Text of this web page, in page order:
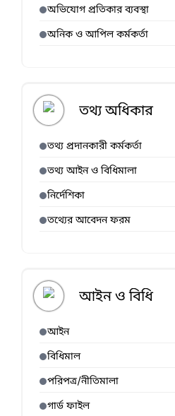
অভিযোগ প্রতিকার ব্যবস্থা
অনিক ও আপিল কর্মকর্তা
তথ্য অধিকার
তথ্য প্রদানকারী কর্মকর্তা
তথ্য আইন ও বিধিমালা
নির্দেশিকা
তথ্যের আবেদন ফরম
আইন ও বিধি
আইন
বিধিমাল
পরিপত্র/নীতিমালা
গার্ড ফাইল